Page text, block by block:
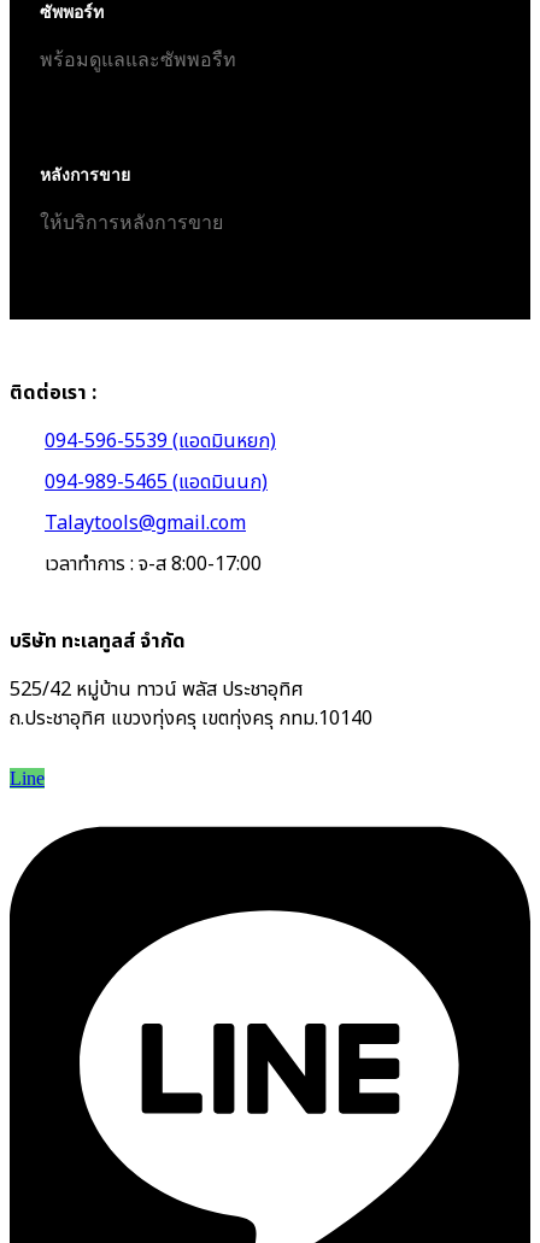
ซัพพอร์ท
พร้อมดูแลและซัพพอรืท
หลังการขาย
ให้บริการหลังการขาย
ติดต่อเรา :
094-596-5539 (แอดมินหยก)
094-989-5465 (แอดมินนก)
Talaytools@gmail.com
เวลาทำการ : จ-ส 8:00-17:00
บริษัท ทะเลทูลส์ จำกัด
525/42 หมู่บ้าน ทาวน์ พลัส ประชาอุทิศ
ถ.ประชาอุทิศ แขวงทุ่งครุ เขตทุ่งครุ กทม.10140
Line